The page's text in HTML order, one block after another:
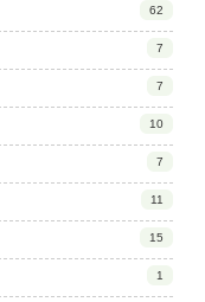
62
7
7
10
7
11
15
1